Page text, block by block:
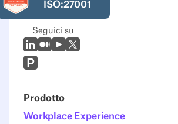
ISO:27001
Seguici su
LinkedIn
MedioYoutubeX (Twitter)
Prodcut Hunt
Prodotto
Workplace Experience